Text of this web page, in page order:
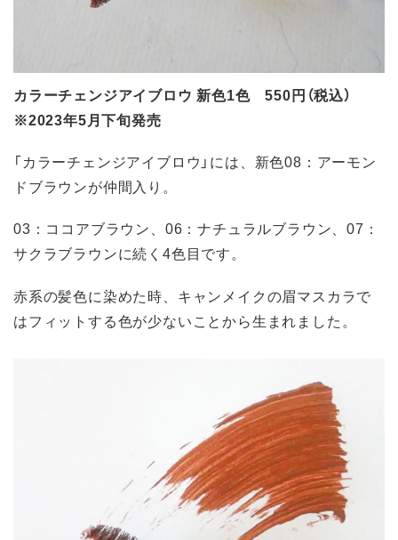
カラーチェンジアイブロウ 新色1色 550円（税込）
※2023年5月下旬発売
「カラーチェンジアイブロウ」には、新色08：アーモン
ドブラウンが仲間入り。
03：ココアブラウン、06：ナチュラルブラウン、07：
サクラブラウンに続く4色目です。
赤系の髪色に染めた時、キャンメイクの眉マスカラで
はフィットする色が少ないことから生まれました。